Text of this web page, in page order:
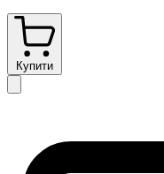
Купити